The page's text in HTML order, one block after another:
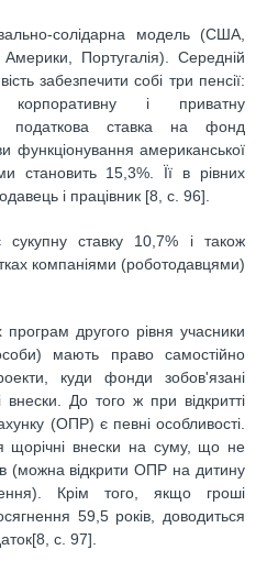
солідарна модель (США,
Америки, Португалія). Середній
забезпечити собі три пенсії:
корпоративну і приватну
податкова ставка на фонд
функціонування американської
становить 15,3%. Її в рівних
і працівник [8, с. 96].
ставку 10,7% і також
компаніями (роботодавцями)
програм другого рівня учасники
мають право самостійно
куди фонди зобов'язані
внески. До того ж при відкритті
(ОПР) є певні особливості.
щорічні внески на суму, що не
(можна відкрити ОПР на дитину
Крім того, якщо гроші
59,5 років, доводиться
с. 97].